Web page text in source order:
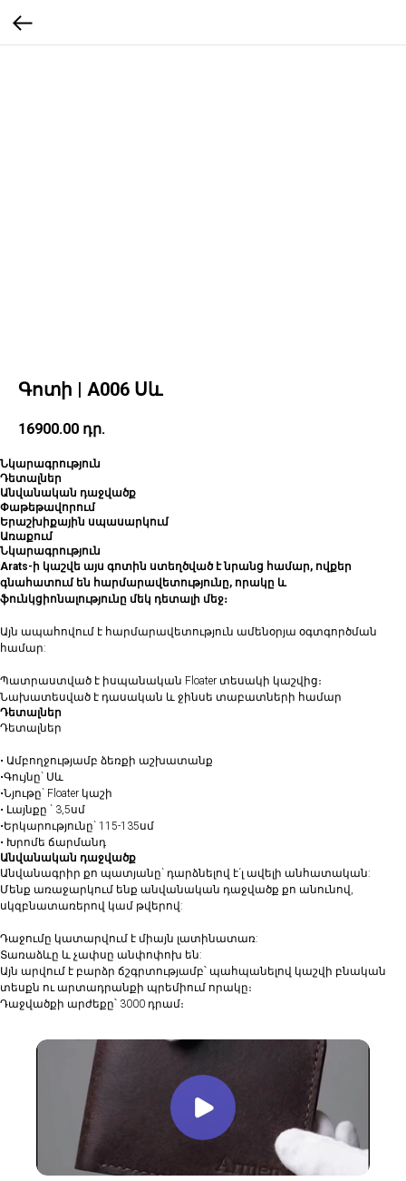
Գոտի | A006 Սև
16900.00 դր.
Նկարագրություն
Դետալներ
Անվանական դաջվածք
Փաթեթավորում
Երաշխիքային սպասարկում
Առաքում
Նկարագրություն
Arats-ի կաշվե այս գոտին ստեղծված է նրանց համար, ովքեր
գնահատում են հարմարավետությունը, որակը և
ֆունկցիոնալությունը մեկ դետալի մեջ։
Այն ապահովում է հարմարավետություն ամենօրյա օգտգործման
համար:
Պատրաստված է իսպանական Floater տեսակի կաշվից։
Նախատեսված է դասական և ջինսե տաբատների համար
Դետալներ
Դետալներ
• Ամբողջությամբ ձեռքի աշխատանք
•Գույնը` Սև
•Նյութը` Floater կաշի
• Լայնքը ` 3,5սմ
•Երկարությունը` 115-135սմ
• ⁠Խրոմե ճարմանդ
Անվանական դաջվածք
Անվանագրիր քո պատյանը` դարձնելով է´լ ավելի անհատական:
Մենք առաջարկում ենք անվանական դաջվածք քո անունով,
սկզբնատառերով կամ թվերով:
Դաջումը կատարվում է միայն լատինատառ:
Տառաձևը և չափսը անփոփոխ են:
Այն արվում է բարձր ճշգրտությամբ՝ պահպանելով կաշվի բնական
տեսքն ու արտադրանքի պրեմիում որակը։
Դաջվածքի արժեքը՝ 3000 դրամ։